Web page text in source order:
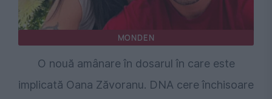
MONDEN
O nouă amânare în dosarul în care este
implicată Oana Zăvoranu. DNA cere închisoare